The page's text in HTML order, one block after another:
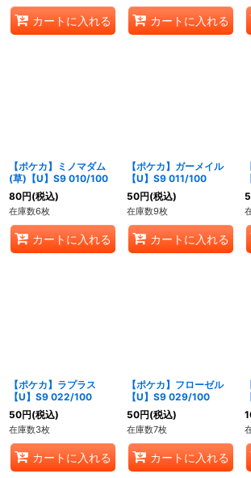
カートに入れる カートに入れる
【ポケカ】ミノマダム
(草)【U】S9 010/100
80円(税込)
在庫数6枚
カートに入れる
【ポケカ】ガーメイル
【U】S9 011/100
50円(税込)
在庫数9枚
カートに入れる
【ポケカ】ラプラス
【U】S9 022/100
50円(税込)
在庫数3枚
カートに入れる
【ポケカ】フローゼル
【U】S9 029/100
50円(税込)
在庫数7枚
カートに入れる